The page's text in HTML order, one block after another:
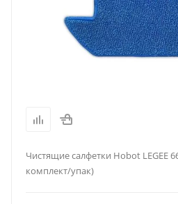
Чистящие салфетки Hobot LEGEE
комплект/упак)